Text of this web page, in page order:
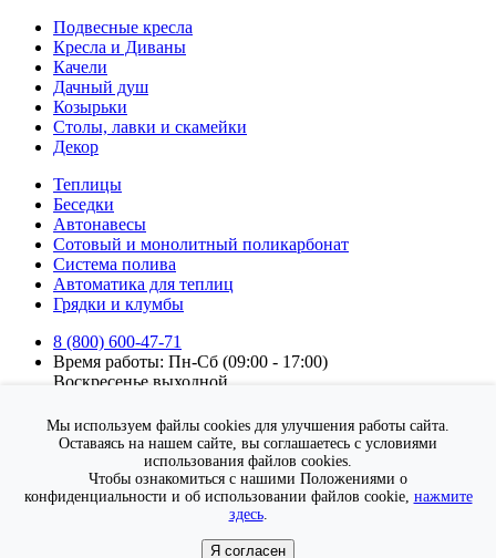
Подвесные кресла
Кресла и Диваны
Качели
Дачный душ
Козырьки
Столы, лавки и скамейки
Декор
Теплицы
Беседки
Автонавесы
Сотовый и монолитный поликарбонат
Система полива
Автоматика для теплиц
Грядки и клумбы
8 (800) 600-47-71
Время работы: Пн-Сб (09:00 - 17:00)
Воскресенье выходной.
Подписка на новости
Подписаться
обработку персональных данных
Мы используем файлы cookies для улучшения работы сайта.
Оставаясь на нашем сайте, вы соглашаетесь с условиями
использования файлов cookies.
Чтобы ознакомиться с нашими Положениями о
конфиденциальности и об использовании файлов cookie, нажмите
здесь.
Я согласен